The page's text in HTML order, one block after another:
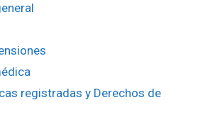
registradas y Derechos de